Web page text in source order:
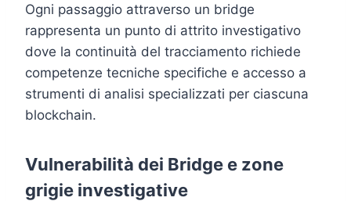
Ogni passaggio attraverso un bridge
rappresenta un punto di attrito investigativo
dove la continuità del tracciamento richiede
competenze tecniche specifiche e accesso a
strumenti di analisi specializzati per ciascuna
blockchain.
Vulnerabilità dei Bridge e zone
grigie investigative